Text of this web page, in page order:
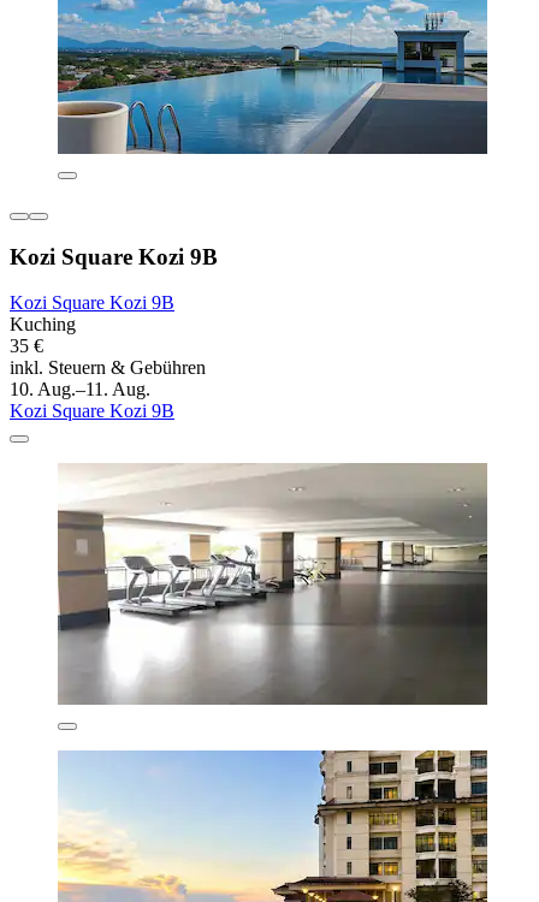
Kozi Square Kozi 9B
Kozi Square Kozi 9B
Kuching
35 €
inkl. Steuern & Gebühren
10. Aug.–11. Aug.
Kozi Square Kozi 9B